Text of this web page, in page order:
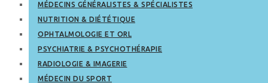
MÉDECINS GÉNÉRALISTES & SPÉCIALISTES
NUTRITION & DIÉTÉTIQUE
OPHTALMOLOGIE ET ORL
PSYCHIATRIE & PSYCHOTHÉRAPIE
RADIOLOGIE & IMAGERIE
MÉDECIN DU SPORT